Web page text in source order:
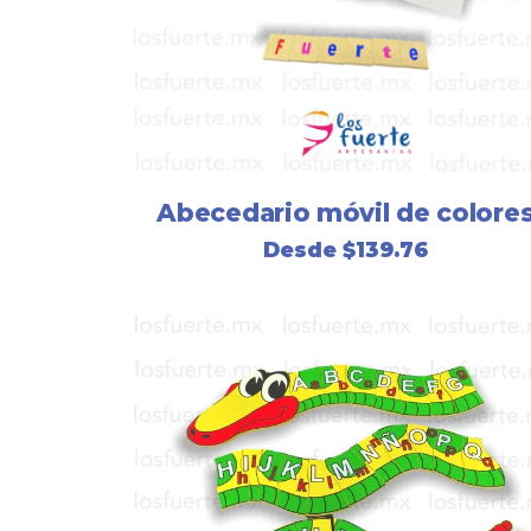
Abecedario móvil de
Desde$139.76